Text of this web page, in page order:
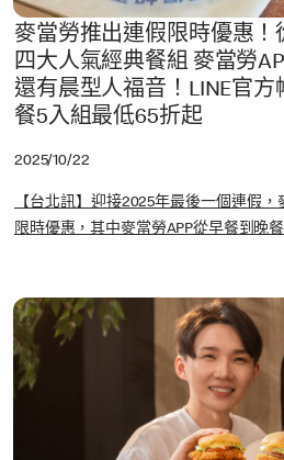
麥當勞推出連假限時優惠！
四大人氣經典餐組 麥當勞
還有晨型人福音！LINE官
餐5入組最低65折起
2025/10/22
【台北訊】迎接2025年最後一個連假
限時優惠，其中麥當勞APP從早餐到晚餐